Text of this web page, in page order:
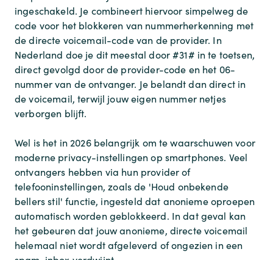
ingeschakeld. Je combineert hiervoor simpelweg de
code voor het blokkeren van nummerherkenning met
de directe voicemail-code van de provider. In
Nederland doe je dit meestal door #31# in te toetsen,
direct gevolgd door de provider-code en het 06-
nummer van de ontvanger. Je belandt dan direct in
de voicemail, terwijl jouw eigen nummer netjes
verborgen blijft.
Wel is het in 2026 belangrijk om te waarschuwen voor
moderne privacy-instellingen op smartphones. Veel
ontvangers hebben via hun provider of
telefooninstellingen, zoals de 'Houd onbekende
bellers stil' functie, ingesteld dat anonieme oproepen
automatisch worden geblokkeerd. In dat geval kan
het gebeuren dat jouw anonieme, directe voicemail
helemaal niet wordt afgeleverd of ongezien in een